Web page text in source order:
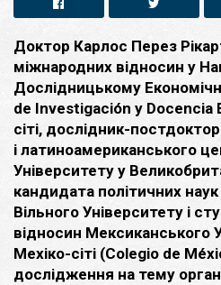
Доктор Карлос Перез
міжнародних відносин у
Дослідницькому
de Investigación y Docencia
сіті, дослідник-
і латиноамериканського
Університету у
кандидата політичних
Вільного Університету і
відносин Мексиканського
Мехіко-сіті (Colegio de
дослідження на тему